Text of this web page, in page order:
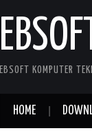
EBSOFT KOMPUTER
HOME